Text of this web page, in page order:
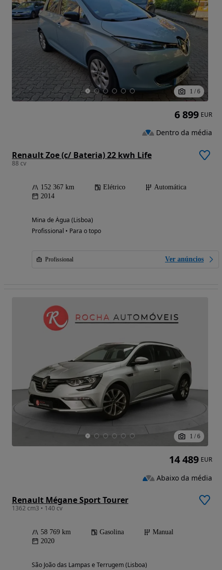
1 / 6
Renault Zoe (c/ Bateria) 22 kwh Life
88 cv
152 367 km Elétrico
Automática
2014
Mina de Água (Lisboa)
Profissional • Para o topo
Profissional Ver anúncios
6 899 EUR
Dentro da média
1 / 6
Renault Mégane Sport Tourer
1362 cm3 • 140 cv
58 769 km Gasolina
Manual
2020
São João das Lampas e Terrugem (Lisboa)
14 489 EUR
Abaixo da média